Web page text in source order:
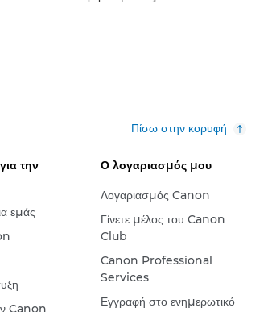
Πίσω στην κορυφή
την
εμάς
Canon
Ο λογαριασμός μου
Λογαριασμός Canon
Γίνετε μέλος του Canon
Club
Canon Professional
Services
Εγγραφή στο ενημερωτικό